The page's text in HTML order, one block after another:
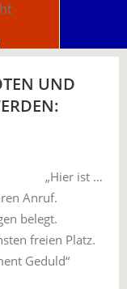
UND
„Hier ist …
Anruf.
belegt.
freien Platz.
Geduld“